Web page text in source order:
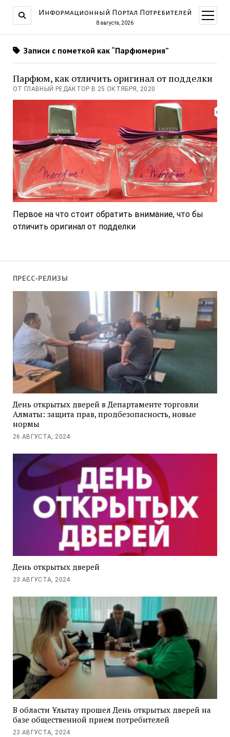
Информационный Портал Потребителей
8 августа, 2026
меню
ПРЕСС-РЕЛИЗЫ
День открытых дверей в Департаменте торговли
Алматы: защита прав, продбезопасность, новые
нормы
26 АВГУСТА, 2024
День открытых дверей
23 АВГУСТА, 2024
В области Ұлытау прошел День открытых дверей на
базе общественной прием потребителей
23 АВГУСТА, 2024
Записи с пометкой как “Парфюмерия”
Парфюм, как отличить оригинал от подделки
ОТ ГЛАВНЫЙ РЕДАКТОР В 25 ОКТЯБРЯ, 2020
Первое на что стоит обратить внимание, что бы
отличить оригинал от подделки